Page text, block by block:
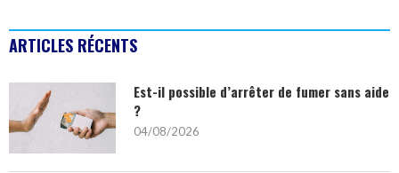
ARTICLES RÉCENTS
Est-il possible d’arrêter de fumer sans aide
?
04/08/2026